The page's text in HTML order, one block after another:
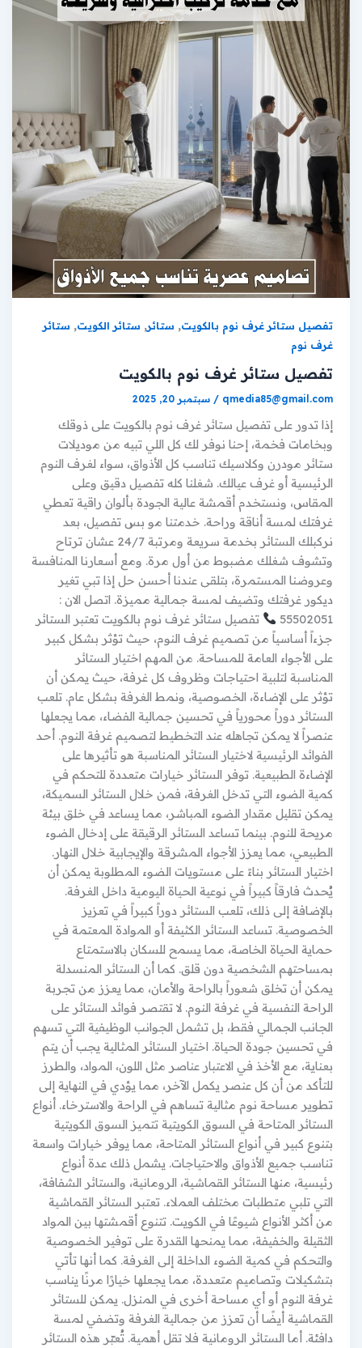
تفصيل ستائر غرف نوم بالكويت,ستائر,ستائر الكويت,ستائر
غرف نوم
تفصيل ستائر غرف نوم بالكويت
qmedia85@gmail.com
/ سبتمبر 20, 2025
إذا تدور على تفصيل ستائر غرف نوم بالكويت على ذوقك
وبخامات فخمة، إحنا نوفر لك كل اللي تبيه من موديلات
ستائر مودرن وكلاسيك تناسب كل الأذواق، سواء لغرف النوم
الرئيسية أو غرف عيالك. شغلنا كله تفصيل دقيق وعلى
المقاس، ونستخدم أقمشة عالية الجودة بألوان راقية تعطي
غرفتك لمسة أناقة وراحة. خدمتنا مو بس تفصيل، بعد
نركبلك الستائر بخدمة سريعة ومرتبة 24/7 عشان ترتاح
وتشوف شغلك مضبوط من أول مرة. ومع أسعارنا المنافسة
وعروضنا المستمرة، بتلقى عندنا أحسن حل إذا تبي تغير
ديكور غرفتك وتضيف لمسة جمالية مميزة. اتصل الان :
55502051
تفصيل ستائر غرف نوم بالكويت تعتبر الستائر
جزءاً أساسياً من تصميم غرف النوم، حيث تؤثر بشكل كبير
على الأجواء العامة للمساحة. من المهم اختيار الستائر
المناسبة لتلبية احتياجات وظروف كل غرفة، حيث يمكن أن
تؤثر على الإضاءة، الخصوصية، ونمط الغرفة بشكل عام. تلعب
الستائر دوراً محورياً في تحسين جمالية الفضاء، مما يجعلها
عنصراً لا يمكن تجاهله عند التخطيط لتصميم غرفة النوم. أحد
الفوائد الرئيسية لاختيار الستائر المناسبة هو تأثيرها على
الإضاءة الطبيعية. توفر الستائر خيارات متعددة للتحكم في
كمية الضوء التي تدخل الغرفة، فمن خلال الستائر السميكة،
يمكن تقليل مقدار الضوء المباشر، مما يساعد في خلق بيئة
مريحة للنوم. بينما تساعد الستائر الرقيقة على إدخال الضوء
الطبيعي، مما يعزز الأجواء المشرقة والإيجابية خلال النهار.
اختيار الستائر بناءً على مستويات الضوء المطلوبة يمكن أن
يُحدث فارقاً كبيراً في نوعية الحياة اليومية داخل الغرفة.
بالإضافة إلى ذلك، تلعب الستائر دوراً كبيراً في تعزيز
الخصوصية. تساعد الستائر الكثيفة أو الموادة المعتمة في
حماية الحياة الخاصة، مما يسمح للسكان بالاستمتاع
بمساحتهم الشخصية دون قلق. كما أن الستائر المنسدلة
يمكن أن تخلق شعوراً بالراحة والأمان، مما يعزز من تجربة
الراحة النفسية في غرفة النوم. لا تقتصر فوائد الستائر على
الجانب الجمالي فقط، بل تشمل الجوانب الوظيفية التي تسهم
في تحسين جودة الحياة. اختيار الستائر المثالية يجب أن يتم
بعناية، مع الأخذ في الاعتبار عناصر مثل اللون، المواد، والطرز
للتأكد من أن كل عنصر يكمل الآخر، مما يؤدي في النهاية إلى
تطوير مساحة نوم مثالية تساهم في الراحة والاسترخاء. أنواع
الستائر المتاحة في السوق الكويتية تتميز السوق الكويتية
بتنوع كبير في أنواع الستائر المتاحة، مما يوفر خيارات واسعة
تناسب جميع الأذواق والاحتياجات. يشمل ذلك عدة أنواع
رئيسية، منها الستائر القماشية، الرومانية، والستائر الشفافة،
التي تلبي متطلبات مختلف العملاء. تعتبر الستائر القماشية
من أكثر الأنواع شيوعًا في الكويت. تتنوع أقمشتها بين المواد
الثقيلة والخفيفة، مما يمنحها القدرة على توفير الخصوصية
والتحكم في كمية الضوء الداخلة إلى الغرفة. كما أنها تأتي
بتشكيلات وتصاميم متعددة، مما يجعلها خيارًا مرنًا يناسب
غرفة النوم أو أي مساحة أخرى في المنزل. يمكن للستائر
القماشية أيضًا أن تعزز من جمالية الغرفة وتضفي لمسة
دافئة. أما الستائر الرومانية فلا تقل أهمية. تُعبّر هذه الستائر